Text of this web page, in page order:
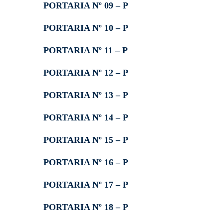
PORTARIA Nº 09 – P
PORTARIA Nº 10 – P
PORTARIA Nº 11 – P
PORTARIA Nº 12 – P
PORTARIA Nº 13 – P
PORTARIA Nº 14 – P
PORTARIA Nº 15 – P
PORTARIA Nº 16 – P
PORTARIA Nº 17 – P
PORTARIA Nº 18 – P